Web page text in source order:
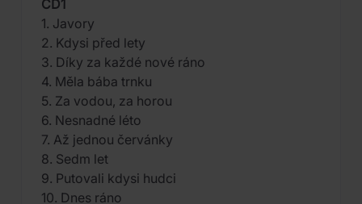
CD1
1. Javory
2. Kdysi před lety
3. Díky za každé nové ráno
4. Měla bába trnku
5. Za vodou, za horou
6. Nesnadné léto
7. Až jednou červánky
8. Sedm let
9. Putovali kdysi hudci
10. Dnes ráno